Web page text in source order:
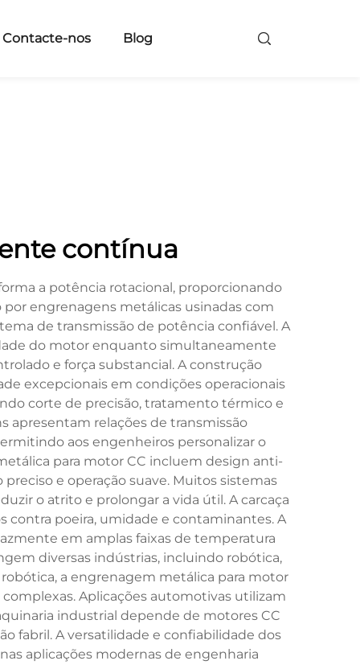
Contacte-nos Blog
contínua
a potência rotacional, proporcionando
engrenagens metálicas usinadas com
de transmissão de potência confiável. A
do motor enquanto simultaneamente
e força substancial. A construção
excepcionais em condições operacionais
corte de precisão, tratamento térmico e
apresentam relações de transmissão
aos engenheiros personalizar o
para motor CC incluem design anti-
e operação suave. Muitos sistemas
o atrito e prolongar a vida útil. A carcaça
poeira, umidade e contaminantes. A
em amplas faixas de temperatura
diversas indústrias, incluindo robótica,
a engrenagem metálica para motor
Aplicações automotivas utilizam
industrial depende de motores CC
fabril. A versatilidade e confiabilidade dos
aplicações modernas de engenharia